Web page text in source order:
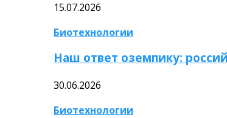
15.07.2026
Биотехнологии
Наш ответ оземпику:
30.06.2026
Биотехнологии